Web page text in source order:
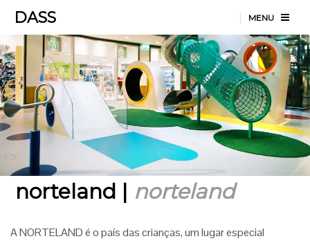
DASS MENU
norteland | norteland
A NORTELAND é o país das crianças, um lugar especial